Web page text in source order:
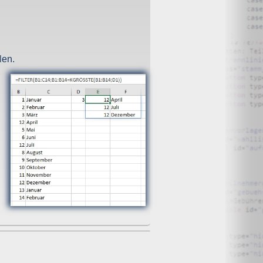
über Zugriffe auf die Website und speichern diese
AG, der Websitebetreiber nutzt diese Daten nicht.
zu erkennen, um z. B. Missbrauchsfälle aufklären zu
aufgehoben werden, sind sie solange von der
und der Webseiten auf der Basis der Logfiles ohne